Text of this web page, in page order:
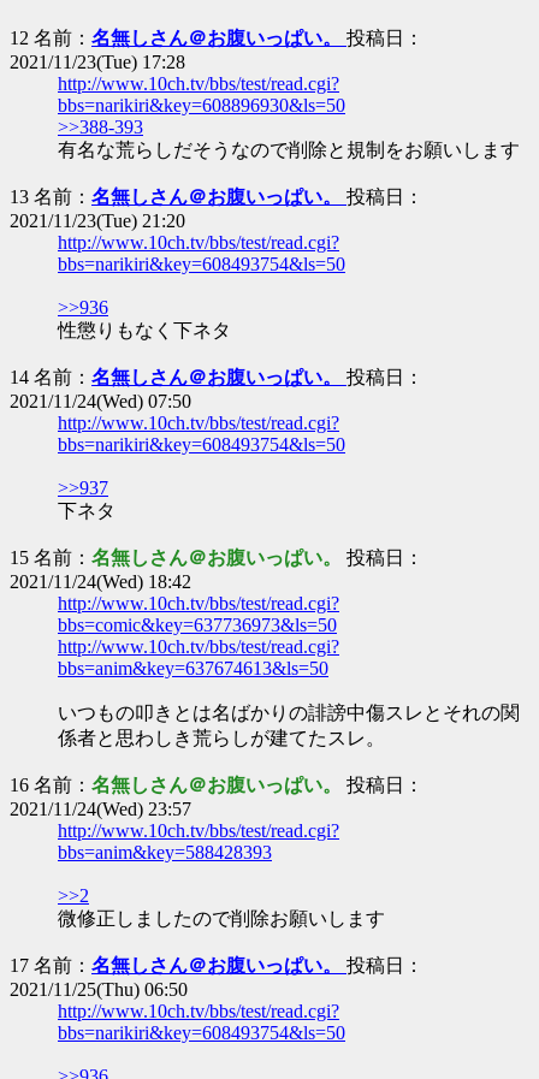
12 名前： 名無しさん＠お腹いっぱい。 投稿日：
2021/11/23(Tue) 17:28
http://www.10ch.tv/bbs/test/read.cgi?
bbs=narikiri&key=608896930&ls=50
>>388-393
有名な荒らしだそうなので削除と規制をお願いします
13 名前： 名無しさん＠お腹いっぱい。 投稿日：
2021/11/23(Tue) 21:20
http://www.10ch.tv/bbs/test/read.cgi?
bbs=narikiri&key=608493754&ls=50
>>936
性懲りもなく下ネタ
14 名前： 名無しさん＠お腹いっぱい。 投稿日：
2021/11/24(Wed) 07:50
http://www.10ch.tv/bbs/test/read.cgi?
bbs=narikiri&key=608493754&ls=50
>>937
下ネタ
15 名前： 名無しさん＠お腹いっぱい。 投稿日：
2021/11/24(Wed) 18:42
http://www.10ch.tv/bbs/test/read.cgi?
bbs=comic&key=637736973&ls=50
http://www.10ch.tv/bbs/test/read.cgi?
bbs=anim&key=637674613&ls=50
いつもの叩きとは名ばかりの誹謗中傷スレとそれの関
係者と思わしき荒らしが建てたスレ。
16 名前： 名無しさん＠お腹いっぱい。 投稿日：
2021/11/24(Wed) 23:57
http://www.10ch.tv/bbs/test/read.cgi?
bbs=anim&key=588428393
>>2
微修正しましたので削除お願いします
17 名前： 名無しさん＠お腹いっぱい。 投稿日：
2021/11/25(Thu) 06:50
http://www.10ch.tv/bbs/test/read.cgi?
bbs=narikiri&key=608493754&ls=50